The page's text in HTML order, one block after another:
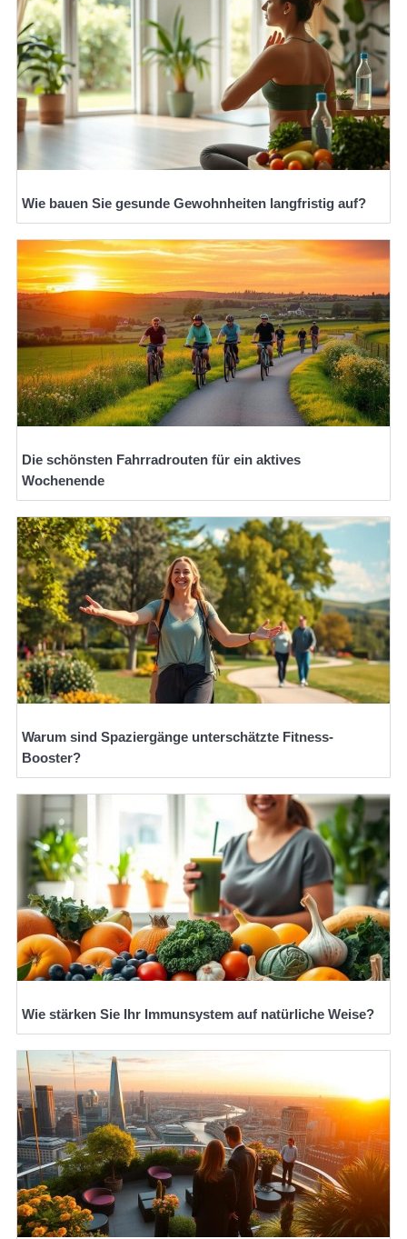
Wie bauen Sie gesunde Gewohnheiten langfristig auf?
Die schönsten Fahrradrouten für ein aktives
Wochenende
Warum sind Spaziergänge unterschätzte Fitness-
Booster?
Wie stärken Sie Ihr Immunsystem auf natürliche Weise?